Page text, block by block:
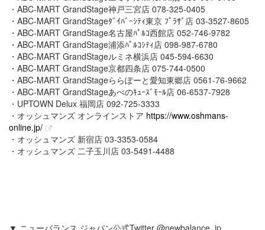
・ABC-MART GrandStage神戸三宮店 078-325-0405
・ABC-MART GrandStageﾀﾞｲﾊﾞｰｼﾃｨ東京 ﾌﾟﾗｻﾞ店 03-3527-8605
・ABC-MART GrandStage名古屋ﾊﾟﾙｺ西館店 052-746-9782
・ABC-MART GrandStage浦添ﾊﾟﾙｺｼﾃｨ店 098-987-6780
・ABC-MART GrandStageルミネ横浜店 045-594-6630
・ABC-MART GrandStage京都四条店 075-744-0500
・ABC-MART GrandStageららぽーと愛知東郷店 0561-76-9662
・ABC-MART GrandStageあべのｷｭｰｽﾞﾓｰﾙ店 06-6537-7928
・UPTOWN Delux 福岡店 092-725-3333
・オッシュマンズ オンラインストア https://www.oshmans-
online.jp/
・オッシュマンズ 新宿店 03-3353-0584
・オッシュマンズ 二子玉川店 03-5491-4488
▼ ニューバランス ジャパン公式Twitter @newbalance_jp